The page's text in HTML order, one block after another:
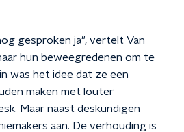
gesproken ja", vertelt Van
hun beweegredenen om te
was het idee dat ze een
maken met louter
Maar naast deskundigen
aan. De verhouding is